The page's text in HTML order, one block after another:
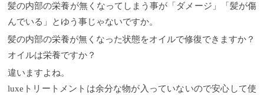
髪の内部の栄養が無くなってしまう事が「ダメージ」「髪が傷
んでいる」とゆう事じゃないですか。
髪の内部の栄養が無くなった状態をオイルで修復できますか？
オイルは栄養ですか？
違いますよね。
luxeトリートメントは余分な物が入っていないので安心して使